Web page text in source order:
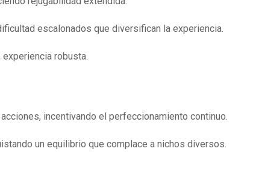
escalonados que diversifican la experiencia.
experiencia robusta.
incentivando el perfeccionamiento continuo.
un equilibrio que complace a nichos diversos.